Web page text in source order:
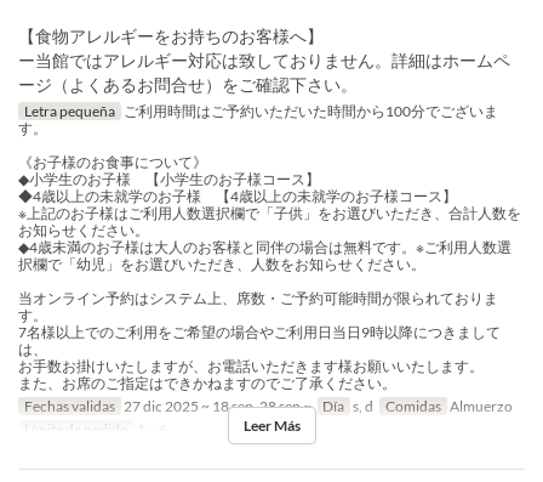
【食物アレルギーをお持ちのお客様へ】
ー当館ではアレルギー対応は致しておりません。詳細はホームペ
ージ（よくあるお問合せ）をご確認下さい。
Letra pequeña
ご利用時間はご予約いただいた時間から100分でございま
す。
《お子様のお食事について》
◆小学生のお子様 【小学生のお子様コース】
◆4歳以上の未就学のお子様 【4歳以上の未就学のお子様コース】
※上記のお子様はご利用人数選択欄で「子供」をお選びいただき、合計人数を
お知らせください。
◆4歳未満のお子様は大人のお客様と同伴の場合は無料です。※ご利用人数選
択欄で「幼児」をお選びいただき、人数をお知らせください。
当オンライン予約はシステム上、席数・ご予約可能時間が限られておりま
す。
7名様以上でのご利用をご希望の場合やご利用日当日9時以降につきまして
は、
お手数お掛けいたしますが、お電話いただきます様お願いいたします。
また、お席のご指定はできかねますのでご了承ください。
Fechas validas 27 dic 2025 ~ 18 sep, 28 sep ~ Día s, d Comidas Almuerzo
Límite de pedido
1 ~ 6 Leer Más